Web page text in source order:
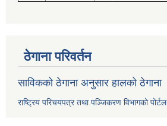
ठेगाना परिवर्तन
साविकको ठेगाना अनुसार हालको ठेगाना
राष्ट्रिय परिचयपत्र तथा पञ्जिकरण विभागको पोर्टल